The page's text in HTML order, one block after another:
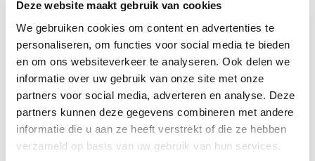
Deze website maakt gebruik van cookies
We gebruiken cookies om content en advertenties te
personaliseren, om functies voor social media te bieden
en om ons websiteverkeer te analyseren. Ook delen we
informatie over uw gebruik van onze site met onze
partners voor social media, adverteren en analyse. Deze
partners kunnen deze gegevens combineren met andere
informatie die u aan ze heeft verstrekt of die ze hebben
verzameld op basis van uw gebruik van hun services.
Links: Alberto Giacometti,Caroline en
larmes(1962). Fondation Giacometti,
© Succession Alberto Giacometti / ADAGP,
Paris, 2021
Rechts: Pablo Picasso,Portrait de Dora Maar
(1937). Musée national Picasso-Paris, ©
Succession Picasso 2021. Photo: © RMN-
Grand Palais (Musée national Picasso-Paris)